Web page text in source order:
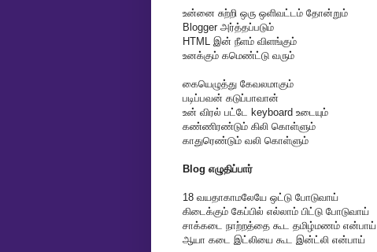
உன்னை சுற்றி ஒரு ஒளிவட்டம் தோன்றும்
Blogger அர்த்தப்படும்
HTML இன் நீளம் விளங்கும்
உனக்கும் கமெண்ட்டு வரும்
கையெழுத்து கேவலமாகும்
படிப்பவன் கடுப்பாவான்
உன் விரல் பட்டே keyboard உடையும்
கண்ணிரண்டும் கிலி கொள்ளும்
காதுரெண்டும் வலி கொள்ளும்
Blog எழுதிப்பார்
18 வயதாகாமலேயே ஒட்டு போடுவாய்
கிடைக்கும் கேப்பில் எல்லாம் பிட்டு போடுவாய்
சாக்கடை நாற்றத்தை கூட தமிழ்மணம் என்பாய்
ஆயா கடை இட்லியை கூட இன்ட்லி என்பாய்